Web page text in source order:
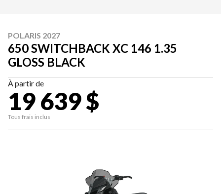
POLARIS 2027
650 SWITCHBACK XC 146 1.35
GLOSS BLACK
À partir de
19 639 $
Tous frais inclus